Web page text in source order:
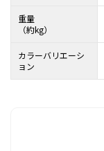
重量
（約kg）
カラーバリエーシ
ョン